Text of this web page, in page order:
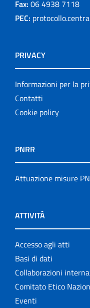
Fax: 06 4938 7118
PEC:
PRIVACY
Informazioni per la
Contatti
Cookie policy
PNRR
Attuazione misure
ATTIVITÀ
Accesso agli atti
Basi di dati
Collaborazioni
Comitato Etico
Eventi